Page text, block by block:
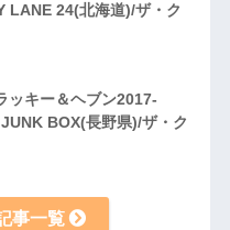
LANE 24(北海道)/ザ・ク
キー＆ヘブン2017-
BOX(長野県)/ザ・ク
事一覧